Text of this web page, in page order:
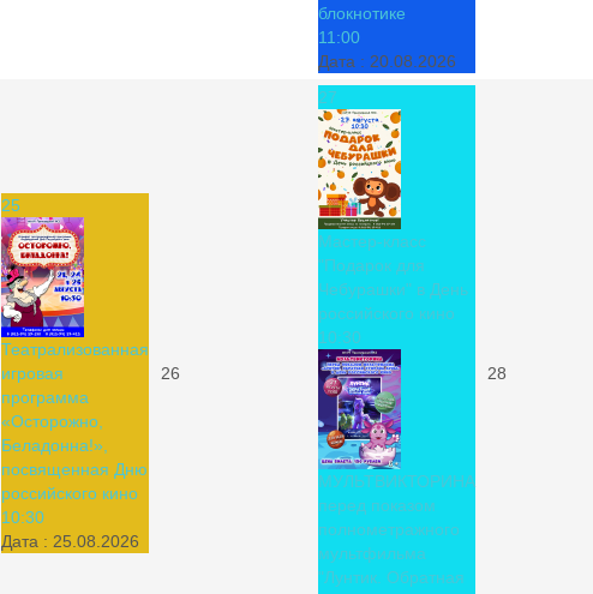
блокнотике
11:00
Дата : 20.08.2026
25
Театрализованная
игровая
программа
«Осторожно,
Беладонна!»,
посвященная Дню
российского кино
10:30
Дата : 25.08.2026
26
27
Мастер-класс
"Подарок для
Чебурашки" в День
российского кино
10:30
МУЛЬТВИКТОРИНА
перед показом
полнометражного
мультфильма
"Лунтик. Обратная
28